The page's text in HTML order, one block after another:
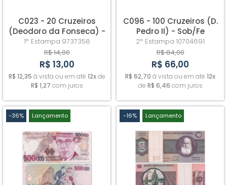
C023 - 20 Cruzeiros
(Deodoro da Fonseca) -
Fe
1ª Estampa 9737358
R$ 14,00
R$ 13,00
R$ 12,35 à vista ou em até 12xde
R$ 1,27 com juros
C096 - 100 Cruzeiros (D.
Pedro II) - Sob/Fe
2ª Estampa 10704691
R$ 84,00
R$ 66,00
R$ 62,70 à vista ou em até 12x
de R$ 6,46 com juros
-36% Lançamento -16% Lançamento